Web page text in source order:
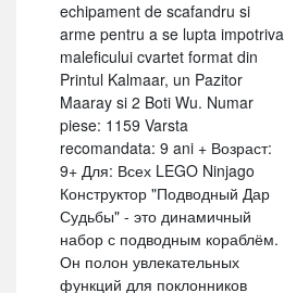
echipament de scafandru si
arme pentru a se lupta impotriva
maleficului cvartet format din
Printul Kalmaar, un Pazitor
Maaray si 2 Boti Wu. Numar
piese: 1159 Varsta
recomandata: 9 ani + Возраст:
9+ Для: Всех LEGO Ninjago
Конструктор "Подводный Дар
Судьбы" - это динамичный
набор с подводным кораблём.
Он полон увлекательных
функций для поклонников